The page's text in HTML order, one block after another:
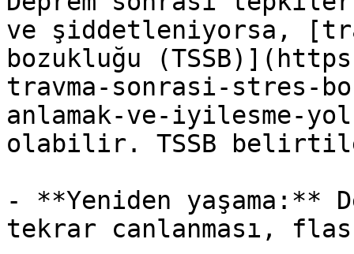
ve şiddetleniyorsa,
bozukluğu
travma-sonrasi-stres-
anlamak-ve-iyilesme-
olabilir. TSSB
- **Yeniden yaşama:**
tekrar canlanması,